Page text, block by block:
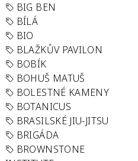
BIG BEN
BÍLÁ
BIO
BLAŽKŮV PAVILON
BOBÍK
BOHUŠ MATUŠ
BOLESTNÉ KAMENY
BOTANICUS
BRASILSKÉ JIU-JITSU
BRIGÁDA
BROWNSTONE